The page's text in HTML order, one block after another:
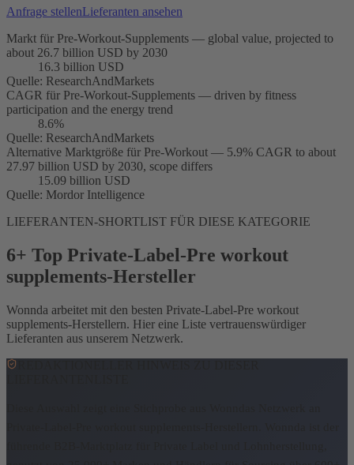
Anfrage stellenLieferanten ansehen
Markt für Pre-Workout-Supplements — global value, projected to
about 26.7 billion USD by 2030
16.3 billion USD
Quelle: ResearchAndMarkets
CAGR für Pre-Workout-Supplements — driven by fitness
participation and the energy trend
8.6%
Quelle: ResearchAndMarkets
Alternative Marktgröße für Pre-Workout — 5.9% CAGR to about
27.97 billion USD by 2030, scope differs
15.09 billion USD
Quelle: Mordor Intelligence
LIEFERANTEN-SHORTLIST FÜR DIESE KATEGORIE
6+ Top Private-Label-Pre workout
supplements-Hersteller
Wonnda arbeitet mit den besten Private-Label-Pre workout
supplements-Herstellern. Hier eine Liste vertrauenswürdiger
Lieferanten aus unserem Netzwerk.